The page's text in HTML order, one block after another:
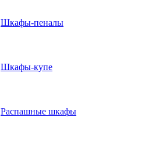
Шкафы-пеналы
Шкафы-купе
Распашные шкафы